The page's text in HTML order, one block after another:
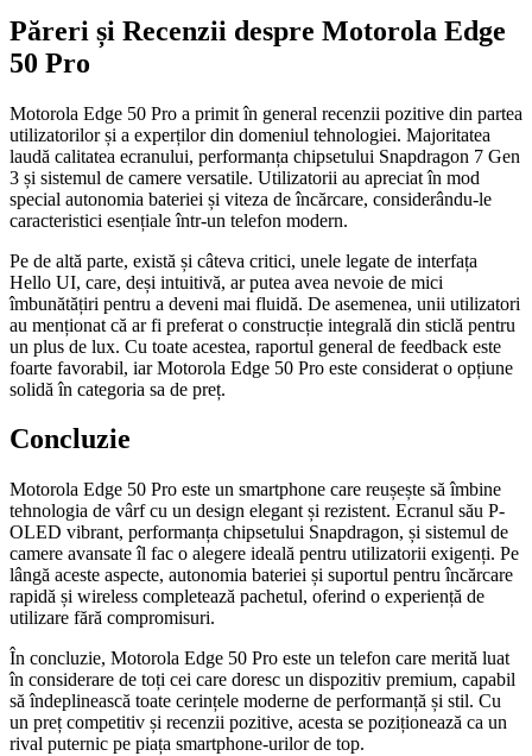
Păreri și Recenzii despre Motorola Edge
50 Pro
Motorola Edge 50 Pro a primit în general recenzii pozitive din partea
utilizatorilor și a experților din domeniul tehnologiei. Majoritatea
laudă calitatea ecranului, performanța chipsetului Snapdragon 7 Gen
3 și sistemul de camere versatile. Utilizatorii au apreciat în mod
special autonomia bateriei și viteza de încărcare, considerându-le
caracteristici esențiale într-un telefon modern.
Pe de altă parte, există și câteva critici, unele legate de interfața
Hello UI, care, deși intuitivă, ar putea avea nevoie de mici
îmbunătățiri pentru a deveni mai fluidă. De asemenea, unii utilizatori
au menționat că ar fi preferat o construcție integrală din sticlă pentru
un plus de lux. Cu toate acestea, raportul general de feedback este
foarte favorabil, iar Motorola Edge 50 Pro este considerat o opțiune
solidă în categoria sa de preț.
Concluzie
Motorola Edge 50 Pro este un smartphone care reușește să îmbine
tehnologia de vârf cu un design elegant și rezistent. Ecranul său P-
OLED vibrant, performanța chipsetului Snapdragon, și sistemul de
camere avansate îl fac o alegere ideală pentru utilizatorii exigenți. Pe
lângă aceste aspecte, autonomia bateriei și suportul pentru încărcare
rapidă și wireless completează pachetul, oferind o experiență de
utilizare fără compromisuri.
În concluzie, Motorola Edge 50 Pro este un telefon care merită luat
în considerare de toți cei care doresc un dispozitiv premium, capabil
să îndeplinească toate cerințele moderne de performanță și stil. Cu
un preț competitiv și recenzii pozitive, acesta se poziționează ca un
rival puternic pe piața smartphone-urilor de top.